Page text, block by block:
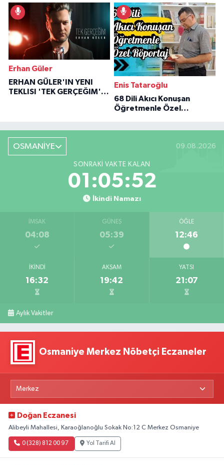
İlham Veren Hikâyeler
Erhan Güler
ERHAN GÜLER'IN YENI
TEKLISI 'TEK GERÇEĞIM'LE
Enis Tataroğlu
68 Dili Akıcı Konuşan
Öğretmenle Özel
OSMANİYE 09.08.2026
SONRAKI VAKTE KALAN
01:05:51
İkindi Namazı
İMSAK
04:08
GÜNEŞ
05:39
ÖĞLE
12:46
İKINDI
16:32
AKŞAM
19:42
YATSI
21:07
Aylık Vakitler
Osmaniye Merkez Nöbetçi Eczaneler
Doğan Eczanesi
Alibeyli Mahallesi, Karaoğlanoğlu Sokak No:12 C Merkez Osmaniye
0 (328) 812 00 97 Yol Tarifi Al